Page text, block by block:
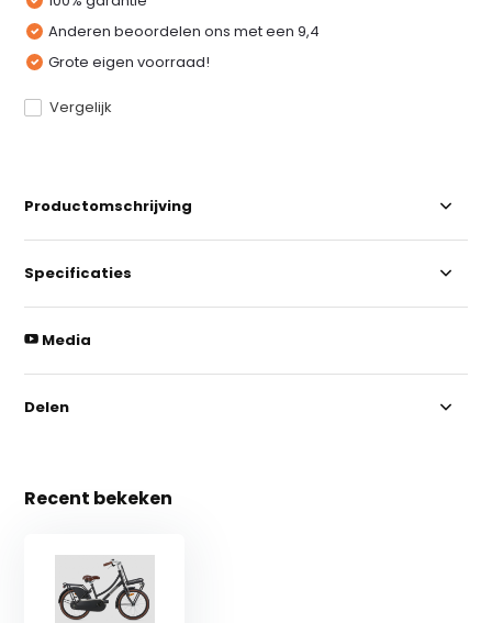
Anderen beoordelen ons met een 9,4
Grote eigen voorraad!
Vergelijk
Productomschrijving
Specificaties
Media
Delen
Recent bekeken